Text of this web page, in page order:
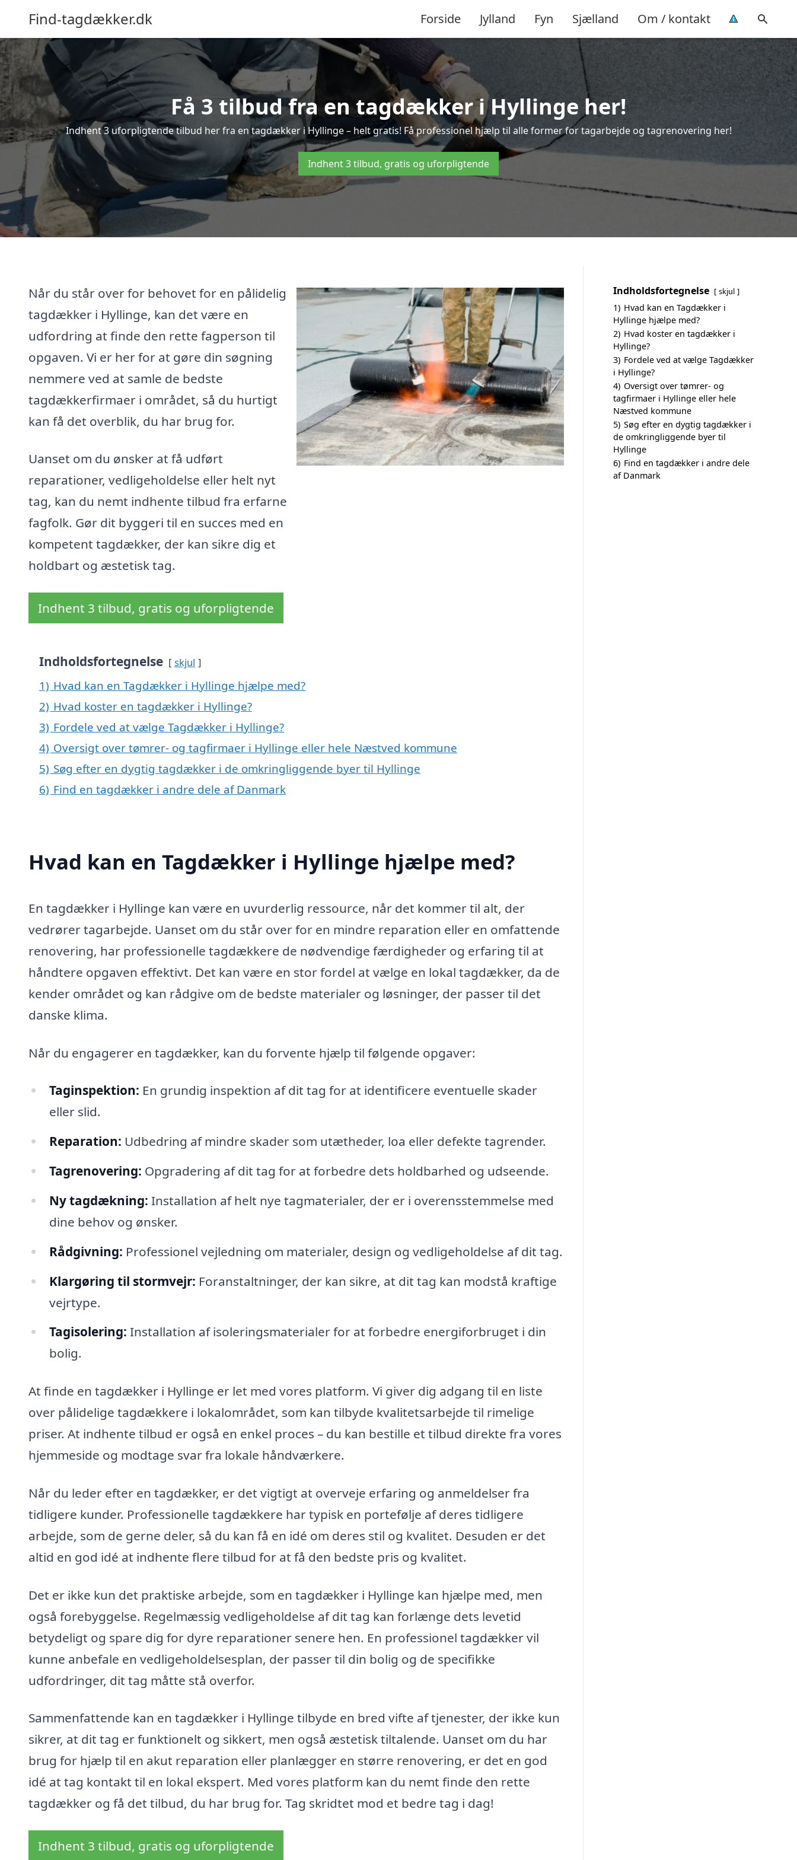
Find-tagdækker.dk Forside Jylland Fyn Sjælland Om / kontakt
Få 3 tilbud fra en tagdækker i Hyllinge her!
Indhent 3 uforpligtende tilbud her fra en tagdækker i Hyllinge – helt gratis! Få professionel hjælp til alle former for tagarbejde og tagrenovering her!
Indhent 3 tilbud, gratis og uforpligtende
Når du står over for behovet for en pålidelig
tagdækker i Hyllinge, kan det være en
udfordring at finde den rette fagperson til
opgaven. Vi er her for at gøre din søgning
nemmere ved at samle de bedste
tagdækkerfirmaer i området, så du hurtigt
kan få det overblik, du har brug for.
Uanset om du ønsker at få udført
reparationer, vedligeholdelse eller helt nyt
tag, kan du nemt indhente tilbud fra erfarne
fagfolk. Gør dit byggeri til en succes med en
kompetent tagdækker, der kan sikre dig et
holdbart og æstetisk tag.
Indhent 3 tilbud, gratis og uforpligtende
Indholdsfortegnelse skjul
1) Hvad kan en Tagdækker i Hyllinge hjælpe med?
2) Hvad koster en tagdækker i Hyllinge?
3) Fordele ved at vælge Tagdækker i Hyllinge?
4) Oversigt over tømrer- og tagfirmaer i Hyllinge eller hele Næstved kommune
5) Søg efter en dygtig tagdækker i de omkringliggende byer til Hyllinge
6) Find en tagdækker i andre dele af Danmark
Hvad kan en Tagdækker i Hyllinge hjælpe med?
En tagdækker i Hyllinge kan være en uvurderlig ressource, når det kommer til alt, der
vedrører tagarbejde. Uanset om du står over for en mindre reparation eller en omfattende
renovering, har professionelle tagdækkere de nødvendige færdigheder og erfaring til at
håndtere opgaven effektivt. Det kan være en stor fordel at vælge en lokal tagdækker, da de
kender området og kan rådgive om de bedste materialer og løsninger, der passer til det
danske klima.
Når du engagerer en tagdækker, kan du forvente hjælp til følgende opgaver:
Taginspektion: En grundig inspektion af dit tag for at identificere eventuelle skader
eller slid.
Reparation: Udbedring af mindre skader som utætheder, loa eller defekte tagrender.
Tagrenovering: Opgradering af dit tag for at forbedre dets holdbarhed og udseende.
Ny tagdækning: Installation af helt nye tagmaterialer, der er i overensstemmelse med
dine behov og ønsker.
Rådgivning: Professionel vejledning om materialer, design og vedligeholdelse af dit tag.
Klargøring til stormvejr: Foranstaltninger, der kan sikre, at dit tag kan modstå kraftige
vejrtype.
Tagisolering: Installation af isoleringsmaterialer for at forbedre energiforbruget i din
bolig.
At finde en tagdækker i Hyllinge er let med vores platform. Vi giver dig adgang til en liste
over pålidelige tagdækkere i lokalområdet, som kan tilbyde kvalitetsarbejde til rimelige
priser. At indhente tilbud er også en enkel proces – du kan bestille et tilbud direkte fra vores
hjemmeside og modtage svar fra lokale håndværkere.
Når du leder efter en tagdækker, er det vigtigt at overveje erfaring og anmeldelser fra
tidligere kunder. Professionelle tagdækkere har typisk en portefølje af deres tidligere
arbejde, som de gerne deler, så du kan få en idé om deres stil og kvalitet. Desuden er det
altid en god idé at indhente flere tilbud for at få den bedste pris og kvalitet.
Det er ikke kun det praktiske arbejde, som en tagdækker i Hyllinge kan hjælpe med, men
også forebyggelse. Regelmæssig vedligeholdelse af dit tag kan forlænge dets levetid
betydeligt og spare dig for dyre reparationer senere hen. En professionel tagdækker vil
kunne anbefale en vedligeholdelsesplan, der passer til din bolig og de specifikke
udfordringer, dit tag måtte stå overfor.
Sammenfattende kan en tagdækker i Hyllinge tilbyde en bred vifte af tjenester, der ikke kun
sikrer, at dit tag er funktionelt og sikkert, men også æstetisk tiltalende. Uanset om du har
brug for hjælp til en akut reparation eller planlægger en større renovering, er det en god
idé at tag kontakt til en lokal ekspert. Med vores platform kan du nemt finde den rette
tagdækker og få det tilbud, du har brug for. Tag skridtet mod et bedre tag i dag!
Indhent 3 tilbud, gratis og uforpligtende
Indholdsfortegnelse skjul
1) Hvad kan en Tagdækker i
Hyllinge hjælpe med?
2) Hvad koster en tagdækker i
Hyllinge?
3) Fordele ved at vælge Tagdækker
i Hyllinge?
4) Oversigt over tømrer- og
tagfirmaer i Hyllinge eller hele
Næstved kommune
5) Søg efter en dygtig tagdækker i
de omkringliggende byer til
Hyllinge
6) Find en tagdækker i andre dele
af Danmark